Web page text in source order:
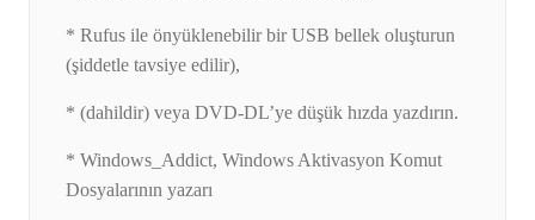
* Rufus ile önyüklenebilir bir USB bellek oluşturun
(şiddetle tavsiye edilir),
* (dahildir) veya DVD-DL’ye düşük hızda yazdırın.
* Windows_Addict, Windows Aktivasyon Komut
Dosyalarının yazarı